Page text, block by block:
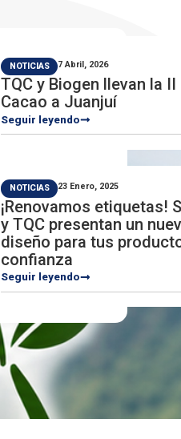
NOTICIAS 7 Abril, 2026
TQC y Biogen llevan la II
Cacao a Juanjuí
Seguir leyendo
NOTICIAS 23 Enero, 2025
¡Renovamos etiquetas!
y TQC presentan un
diseño para tus
confianza
Seguir leyendo